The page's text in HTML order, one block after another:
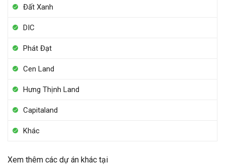
Đất Xanh
DIC
Phát Đạt
Cen Land
Hưng Thịnh Land
Capitaland
Khác
Xem thêm các dự án khác tại